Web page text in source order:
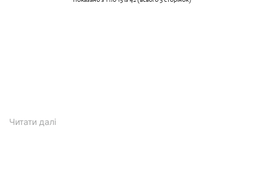
Читати далі